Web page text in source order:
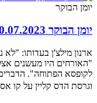
יומן הבוקר
יומן הבוקר 20.07.2023
ארנון מילצ'ן בעדותו: "לא
"האורחים היו מעשנים
לקופסא הפתוחה".
וגרסת הדס קליין על קו